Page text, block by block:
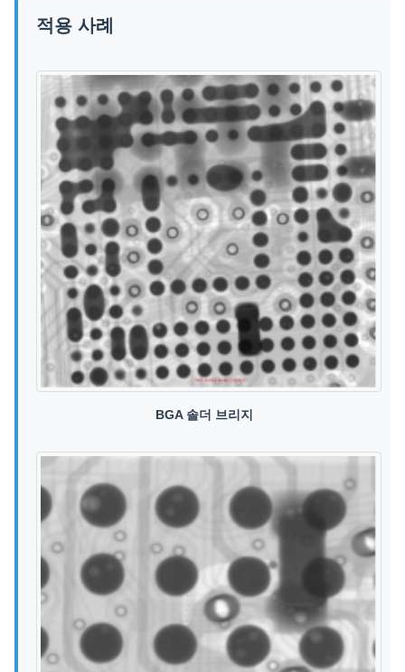
적용 사례
BGA 솔더 브리지